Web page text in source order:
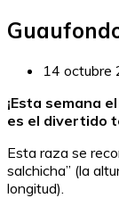
14 octubre
¡Esta semana
es el divertido
Esta raza se
salchicha” (la
longitud).